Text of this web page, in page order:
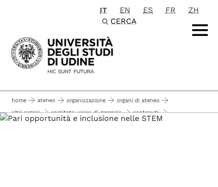
Passa al contenuto principale
IT EN ES FR
ZH
CERCA
home ateneo organizzazione
organi di ateneo
altri organi
comitato unico di garanzia contenuti